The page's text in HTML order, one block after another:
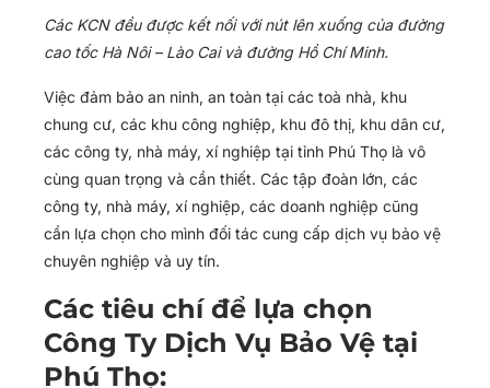
Các KCN đều được kết nối với nút lên xuống của đường
cao tốc Hà Nôi – Lào Cai và đường Hồ Chí Minh.
Việc đảm bảo an ninh, an toàn tại các toà nhà, khu
chung cư, các khu công nghiệp, khu đô thị, khu dân cư,
các công ty, nhà máy, xí nghiệp tại tỉnh Phú Thọ là vô
cùng quan trọng và cần thiết. Các tập đoàn lớn, các
công ty, nhà máy, xí nghiệp, các doanh nghiệp cũng
cần lựa chọn cho mình đối tác cung cấp dịch vụ bảo vệ
chuyên nghiệp và uy tín.
Các tiêu chí để lựa chọn
Công Ty Dịch Vụ Bảo Vệ tại
Phú Thọ: